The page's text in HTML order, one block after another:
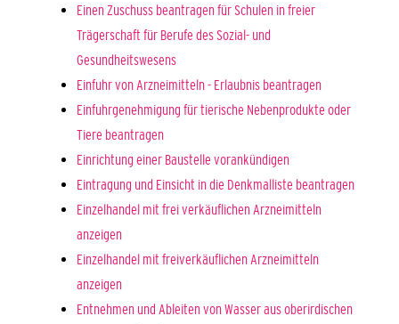
Einen Zuschuss beantragen für Schulen in freier
Trägerschaft für Berufe des Sozial- und
Gesundheitswesens
Einfuhr von Arzneimitteln - Erlaubnis beantragen
Einfuhrgenehmigung für tierische Nebenprodukte oder
Tiere beantragen
Einrichtung einer Baustelle vorankündigen
Eintragung und Einsicht in die Denkmalliste beantragen
Einzelhandel mit frei verkäuflichen Arzneimitteln
anzeigen
Einzelhandel mit freiverkäuflichen Arzneimitteln
anzeigen
Entnehmen und Ableiten von Wasser aus oberirdischen